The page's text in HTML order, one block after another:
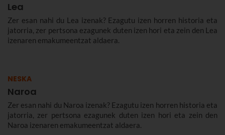
Lea
Zer esan nahi du Lea izenak? Ezagutu izen horren historia eta
jatorria, zer pertsona ezagunek duten izen hori eta zein den Lea
izenaren emakumeentzat aldaera.
NESKA
Naroa
Zer esan nahi du Naroa izenak? Ezagutu izen horren historia eta
jatorria, zer pertsona ezagunek duten izen hori eta zein den
Naroa izenaren emakumeentzat aldaera.